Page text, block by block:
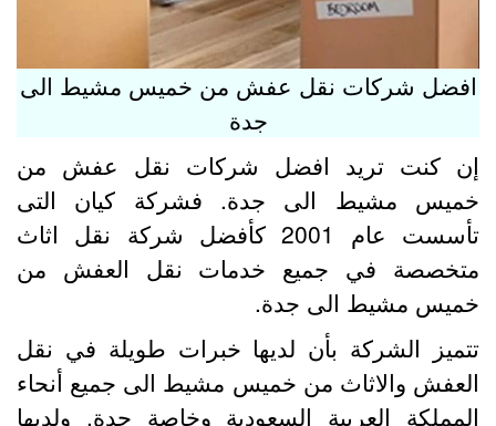
شركات نقل عفش من خميس مشيط الى
جدة
كنت تريد افضل شركات نقل عفش من
مشيط الى جدة. فشركة كيان التى
تأسست عام 2001 كأفضل شركة نقل اثاث
في جميع خدمات نقل العفش من
مشيط الى جدة.
الشركة بأن لديها خبرات طويلة في نقل
والاثاث من خميس مشيط الى جميع أنحاء
العربية السعودية وخاصة جدة. ولديها